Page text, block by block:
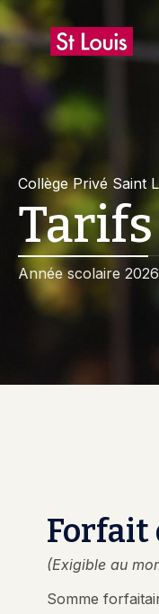
Collège Privé Saint
Tarifs
Année scolaire
Forfait
(Exigible au
Somme